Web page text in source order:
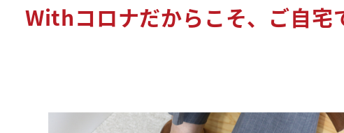
Withコロナだからこそ、ご自宅